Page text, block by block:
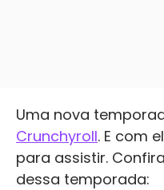
Uma nova
Crunchyroll. E com
para assistir.
dessa temporada: